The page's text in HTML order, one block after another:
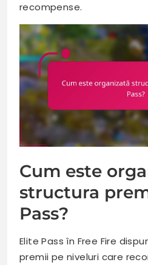
recompense.
Cum este
structura
Pass?
Elite Pass în Free Fire
premii pe niveluri care